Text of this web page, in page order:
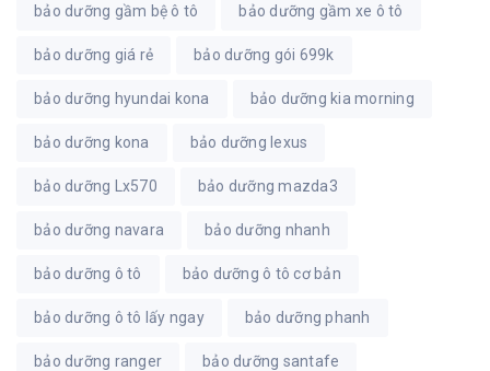
bảo dưỡng gầm bệ ô tô bảo dưỡng gầm xe ô tô
bảo dưỡng giá rẻ bảo dưỡng gói 699k
bảo dưỡng hyundai kona bảo dưỡng kia morning
bảo dưỡng kona bảo dưỡng lexus
bảo dưỡng Lx570 bảo dưỡng mazda3
bảo dưỡng navara bảo dưỡng nhanh
bảo dưỡng ô tô bảo dưỡng ô tô cơ bản
bảo dưỡng ô tô lấy ngay bảo dưỡng phanh
bảo dưỡng ranger bảo dưỡng santafe